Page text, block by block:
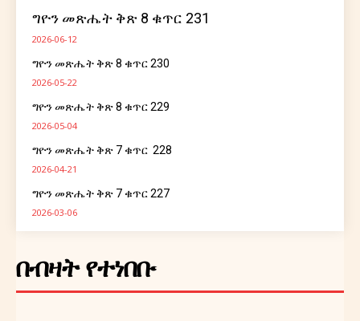
ግዮን መጽሔት ቅጽ 8 ቁጥር 231
2026-06-12
ግዮን መጽሔት ቅጽ 8 ቁጥር 230
2026-05-22
ግዮን መጽሔት ቅጽ 8 ቁጥር 229
2026-05-04
ግዮን መጽሔት ቅጽ 7 ቁጥር 228
2026-04-21
ግዮን መጽሔት ቅጽ 7 ቁጥር 227
2026-03-06
በብዛት የተነበቡ